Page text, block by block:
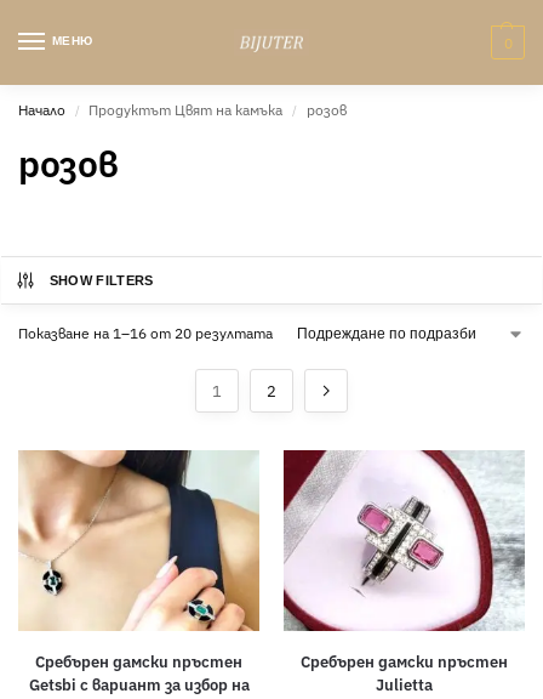
МЕНЮ 0
Начало / Продуктът Цвят на камъка / розов
розов
SHOW FILTERS
Показване на 1–16 от 20 резултата
1 2
Сребърен дамски пръстен
Getsbi с вариант за избор на
Сребърен дамски пръстен
Julietta